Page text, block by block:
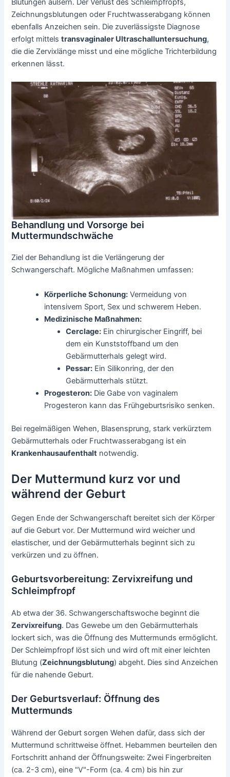
Blutungen äußern. Der Verlust des Schleimpfropfs,
Zeichnungsblutungen oder Fruchtwasserabgang können
ebenfalls Anzeichen sein. Die zuverlässigste Diagnose
erfolgt mittelstransvaginaler Ultraschalluntersuchung,
die die Zervixlänge misst und eine mögliche Trichterbildung
erkennen lässt.
Behandlung und Vorsorge bei
Muttermundschwäche
Ziel der Behandlung ist die Verlängerung der
Schwangerschaft. Mögliche Maßnahmen umfassen:
Körperliche Schonung: Vermeidung von
intensivem Sport, Sex und schwerem Heben.
Medizinische Maßnahmen:
Cerclage: Ein chirurgischer Eingriff, bei
dem ein Kunststoffband um den
Gebärmutterhals gelegt wird.
Pessar: Ein Silikonring, der den
Gebärmutterhals stützt.
Progesteron: Die Gabe von vaginalem
Progesteron kann das Frühgeburtsrisiko senken.
Bei regelmäßigen Wehen, Blasensprung, stark verkürztem
Gebärmutterhals oder Fruchtwasserabgang ist ein
Krankenhausaufenthalt notwendig.
Der Muttermund kurz vor und
während der Geburt
Gegen Ende der Schwangerschaft bereitet sich der Körper
auf die Geburt vor. Der Muttermund wird weicher und
elastischer, und der Gebärmutterhals beginnt sich zu
verkürzen und zu öffnen.
Geburtsvorbereitung: Zervixreifung und
Schleimpfropf
Ab etwa der 36. Schwangerschaftswoche beginnt die
Zervixreifung. Das Gewebe um den Gebärmutterhals
lockert sich, was die Öffnung des Muttermunds ermöglicht.
Der Schleimpfropf löst sich und wird oft mit einer leichten
Blutung (Zeichnungsblutung) abgeht. Dies sind Anzeichen
für die nahende Geburt.
Der Geburtsverlauf: Öffnung des
Muttermunds
Während der Geburt sorgen Wehen dafür, dass sich der
Muttermund schrittweise öffnet. Hebammen beurteilen den
Fortschritt anhand der Öffnungsweite: Zwei Fingerbreiten
(ca. 2-3 cm), eine "V"-Form (ca. 4 cm) bis hin zur